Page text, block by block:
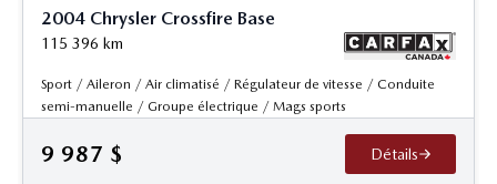
2004 Chrysler Crossfire Base
115 396 km
Sport / Aileron / Air climatisé / Régulateur de vitesse / Conduite
semi-manuelle / Groupe électrique / Mags sports
9 987 $ Détails